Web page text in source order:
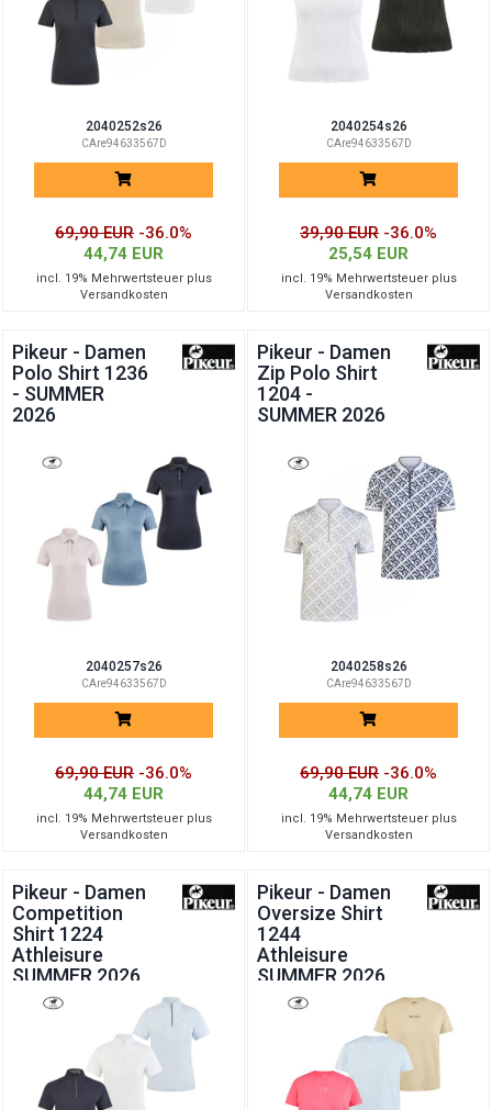
2040252s26
CAre94633567D
69,90 EUR -36.0%
44,74 EUR
incl. 19% Mehrwertsteuer plus
Versandkosten
2040254s26
CAre94633567D
39,90 EUR -36.0%
25,54 EUR
incl. 19% Mehrwertsteuer plus
Versandkosten
Pikeur - Damen
Polo Shirt 1236
- SUMMER
2026
2040257s26
CAre94633567D
69,90 EUR -36.0%
44,74 EUR
incl. 19% Mehrwertsteuer plus
Versandkosten
Pikeur - Damen
Zip Polo Shirt
1204 -
SUMMER 2026
2040258s26
CAre94633567D
69,90 EUR -36.0%
44,74 EUR
incl. 19% Mehrwertsteuer plus
Versandkosten
Pikeur - Damen
Competition
Shirt 1224
Athleisure
SUMMER 2026
Pikeur - Damen
Oversize Shirt
1244
Athleisure
SUMMER 2026